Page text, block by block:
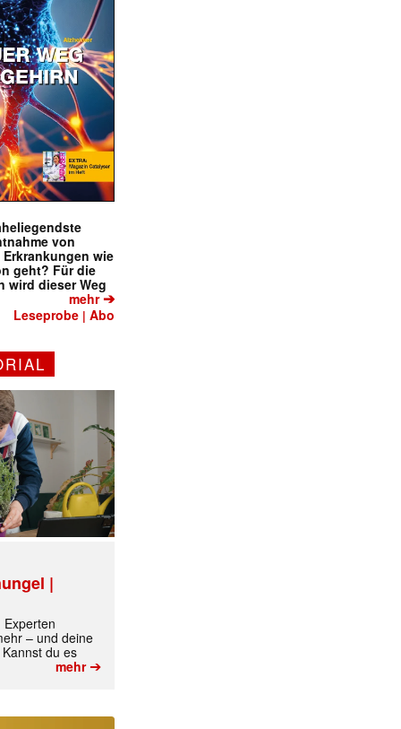
von
wie
geht? Für die
wird dieser Weg
mehr➔
Leseprobe |Abo
|
Experten
– und deine
du es
mehr➔